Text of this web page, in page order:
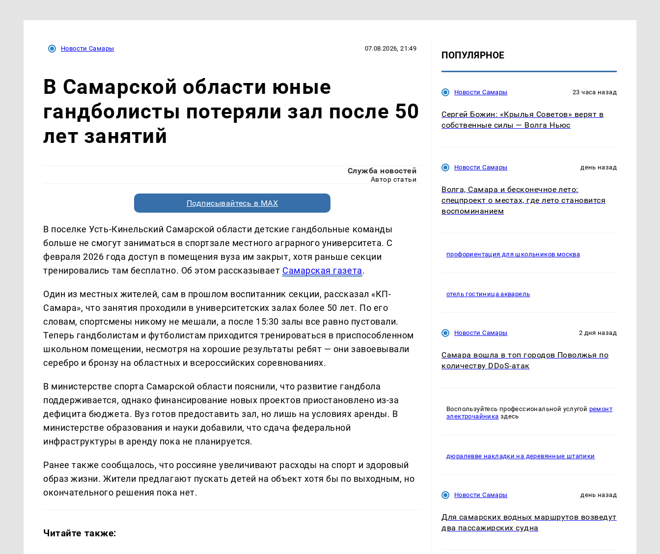
Новости Самары 07.08.2026, 21:49
В Самарской области юные
гандболисты потеряли зал после 50
лет занятий
Служба новостей
Автор статьи
Подписывайтесь в MAX
В поселке Усть-Кинельский Самарской области детские гандбольные команды
больше не смогут заниматься в спортзале местного аграрного университета. С
февраля 2026 года доступ в помещения вуза им закрыт, хотя раньше секции
тренировались там бесплатно. Об этом рассказывает Самарская газета.
Один из местных жителей, сам в прошлом воспитанник секции, рассказал «КП-
Самара», что занятия проходили в университетских залах более 50 лет. По его
словам, спортсмены никому не мешали, а после 15:30 залы все равно пустовали.
Теперь гандболистам и футболистам приходится тренироваться в приспособленном
школьном помещении, несмотря на хорошие результаты ребят — они завоевывали
серебро и бронзу на областных и всероссийских соревнованиях.
В министерстве спорта Самарской области пояснили, что развитие гандбола
поддерживается, однако финансирование новых проектов приостановлено из-за
дефицита бюджета. Вуз готов предоставить зал, но лишь на условиях аренды. В
министерстве образования и науки добавили, что сдача федеральной
инфраструктуры в аренду пока не планируется.
Ранее также сообщалось, что россияне увеличивают расходы на спорт и здоровый
образ жизни. Жители предлагают пускать детей на объект хотя бы по выходным, но
окончательного решения пока нет.
Читайте также:
ПОПУЛЯРНОЕ
Новости Самары 23 часа назад
Сергей Божин: «Крылья Советов» верят в
собственные силы — Волга Ньюс
Новости Самары день назад
Волга, Самара и бесконечное лето:
спецпроект о местах, где лето становится
воспоминанием
профориентация для школьников москва
отель гостиница акварель
Новости Самары 2 дня назад
Самара вошла в топ городов Поволжья по
количеству DDoS-атак
Воспользуйтесь профессиональной услугой ремонт
электрочайника здесь
дюралевве накладки на деревянные штапики
Новости Самары день назад
Для самарских водных маршрутов возведут
два пассажирских судна